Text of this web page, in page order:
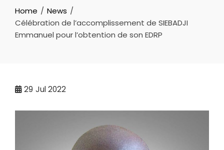
Home
News
Célébration de l’accomplissement de SIEBADJI
Emmanuel pour l’obtention de son EDRP
29 Jul 2022